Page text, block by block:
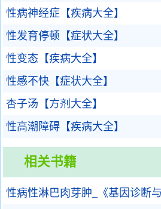
性病神经症【疾病大全】
性发育停顿【症状大全】
性变态【疾病大全】
性感不快【症状大全】
杏子汤【方剂大全】
性高潮障碍【疾病大全】
相关书籍
性病性淋巴肉芽肿_《基因诊断